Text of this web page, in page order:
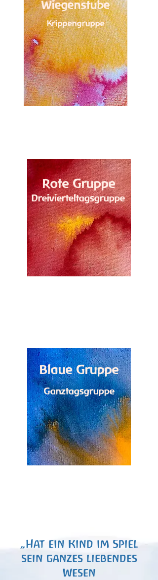
Wiegenstube
Krippengruppe
Rote Gruppe
Dreivierteltagsgruppe
Blaue Gruppe
Ganztagsgruppe
„Hat ein Kind im Spiel
sein ganzes liebendes
Wesen